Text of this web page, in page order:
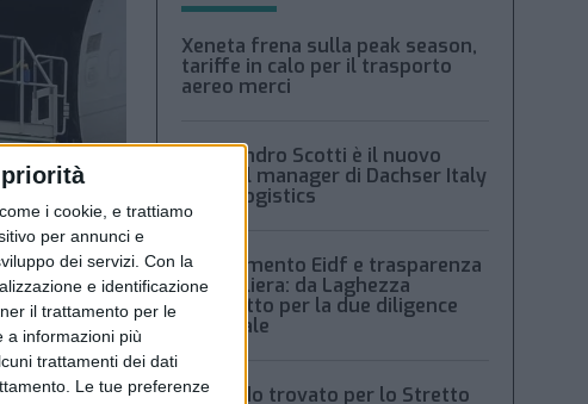
i cookie, e trattiamo
per annunci e
dei servizi. Con la
e identificazione
il trattamento per le
a informazioni più
trattamenti dei dati
Le tue preferenze
Xeneta frena sulla peak season,
tariffe in calo per il trasporto
aereo merci
Alessandro Scotti è il nuovo
general manager di Dachser Italy
Food Logistics
Regolamento Eidf e trasparenza
della filiera: da Laghezza
pacchetto per la due diligence
aziendale
“Accordo trovato per lo Stretto